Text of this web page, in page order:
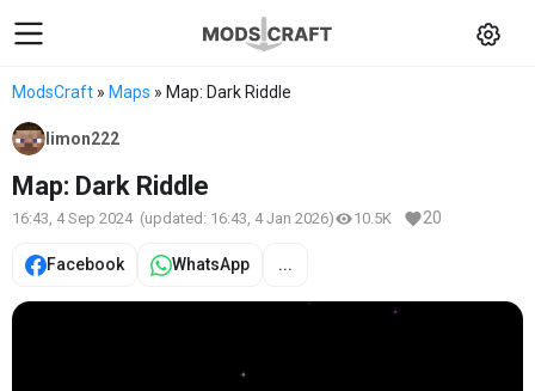
ModsCraft » Maps » Map: Dark Riddle
limon222
Map: Dark Riddle
16:43, 4 Sep 2024 (updated: 16:43, 4 Jan 2026) 10.5K 20
Facebook WhatsApp ...